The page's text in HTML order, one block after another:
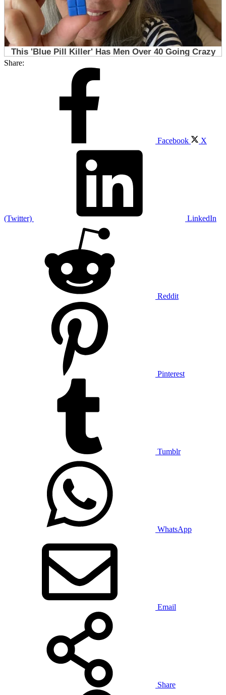
Share:
Facebook X
(Twitter) LinkedIn
Reddit
Pinterest
Tumblr
WhatsApp
Email
Share